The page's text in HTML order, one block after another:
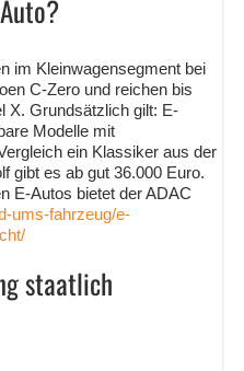
im Kleinwagensegment bei
C-Zero und reichen bis
X. Grundsätzlich gilt: E-
Modelle mit
ein Klassiker aus der
gibt es ab gut 36.000 Euro.
E-Autos bietet der ADAC
ums-fahrzeug/e-
staatlich